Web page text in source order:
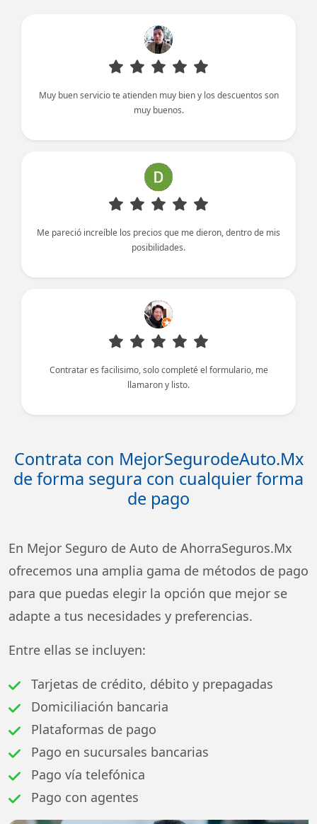
Muy buen servicio te atienden muy bien y los descuentos son
muy buenos.
Me pareció increíble los precios que me dieron, dentro de mis
posibilidades.
Contratar es facilisimo, solo completé el formulario, me
llamaron y listo.
Contrata con MejorSegurodeAuto.Mx
de forma segura con cualquier forma
de pago
En Mejor Seguro de Auto de AhorraSeguros.Mx
ofrecemos una amplia gama de métodos de pago
para que puedas elegir la opción que mejor se
adapte a tus necesidades y preferencias.
Entre ellas se incluyen:
Tarjetas de crédito, débito y prepagadas
Domiciliación bancaria
Plataformas de pago
Pago en sucursales bancarias
Pago vía telefónica
Pago con agentes